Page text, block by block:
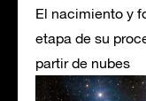
El nacimiento y
etapa de su
partir de nubes